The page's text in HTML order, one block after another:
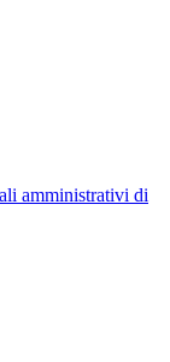
amministrativi di